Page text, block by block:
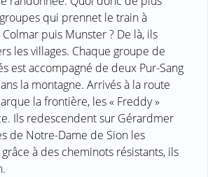
qui prennet le train à
puis Munster ? De là, ils
les villages. Chaque groupe de
est accompagné de deux Pur-Sang
la montagne. Arrivés à la route
la frontière, les « Freddy »
Ils redescendent sur Gérardmer
de Notre-Dame de Sion les
à des cheminots résistants, ils